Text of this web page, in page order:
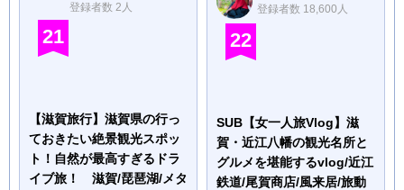
登録者数 2人
21
【滋賀旅行】滋賀県の行っ
ておきたい絶景観光スポッ
ト！自然が最高すぎるドラ
イブ旅！ 滋賀/琵琶湖/メタ
登録者数 18,600人
22
SUB【女一人旅Vlog】滋
賀・近江八幡の観光名所と
グルメを堪能するvlog/近江
鉄道/尾賀商店/風来居/旅動